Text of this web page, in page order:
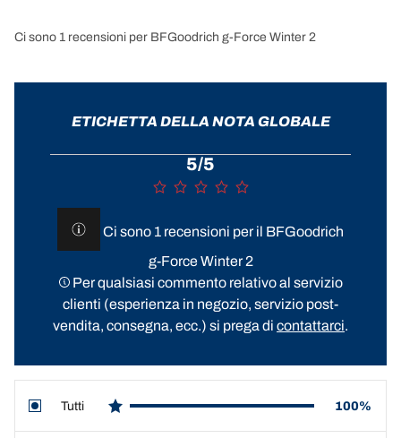
Ci sono 1 recensioni per BFGoodrich g-Force Winter 2
ETICHETTA DELLA NOTA GLOBALE
5/5
Ci sono 1 recensioni per il BFGoodrich
g-Force Winter 2
Per qualsiasi commento relativo al servizio
clienti (esperienza in negozio, servizio post-
vendita, consegna, ecc.) si prega di contattarci.
Tutti
star reviews
100%